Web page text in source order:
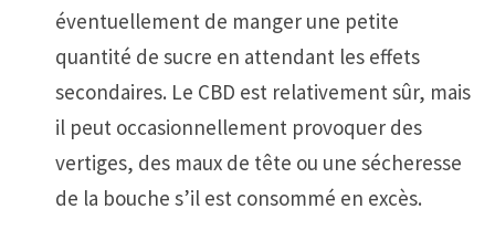
éventuellement de manger une petite
quantité de sucre en attendant les effets
secondaires. Le CBD est relativement sûr, mais
il peut occasionnellement provoquer des
vertiges, des maux de tête ou une sécheresse
de la bouche s’il est consommé en excès.